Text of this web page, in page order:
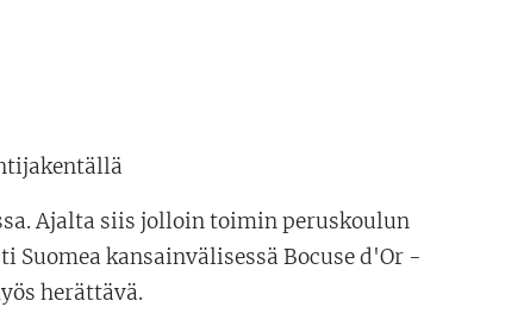
Ajalta siis jolloin toimin peruskoulun
kansainvälisessä Bocuse d'Or -
herättävä.